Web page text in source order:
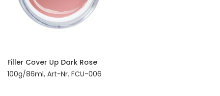
Filler Cover Up Dark Rose
100g/86ml, Art-Nr. FCU-006